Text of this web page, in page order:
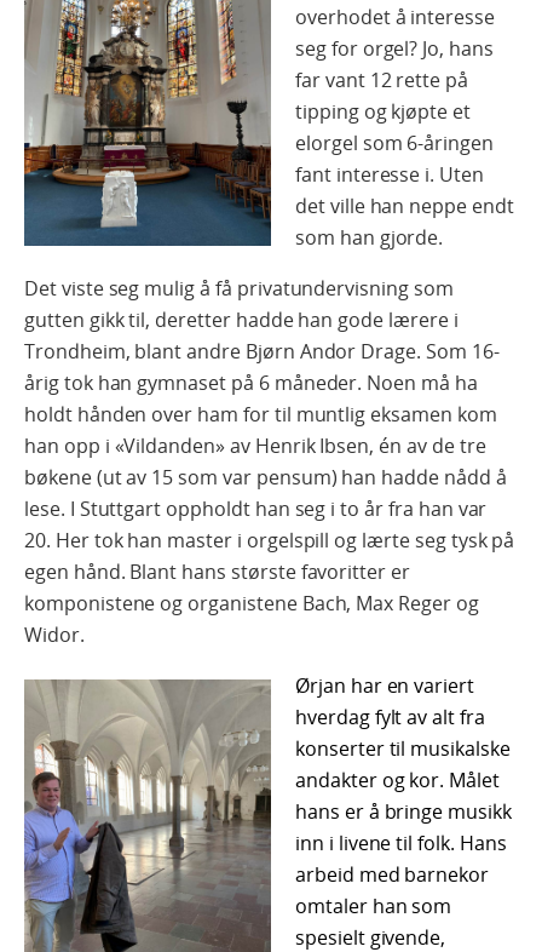
overhodet å interesse
seg for orgel? Jo, hans
far vant 12 rette på
tipping og kjøpte et
elorgel som 6-åringen
fant interesse i. Uten
det ville han neppe endt
som han gjorde.
Det viste seg mulig å få privatundervisning som
gutten gikk til, deretter hadde han gode lærere i
Trondheim, blant andre Bjørn Andor Drage. Som 16-
årig tok han gymnaset på 6 måneder. Noen må ha
holdt hånden over ham for til muntlig eksamen kom
han opp i «Vildanden» av Henrik Ibsen, én av de tre
bøkene (ut av 15 som var pensum) han hadde nådd å
lese. I Stuttgart oppholdt han seg i to år fra han var
20. Her tok han master i orgelspill og lærte seg tysk på
egen hånd. Blant hans største favoritter er
komponistene og organistene Bach, Max Reger og
Widor.
Ørjan har en variert
hverdag fylt av alt fra
konserter til musikalske
andakter og kor. Målet
hans er å bringe musikk
inn i livene til folk. Hans
arbeid med barnekor
omtaler han som
spesielt givende,